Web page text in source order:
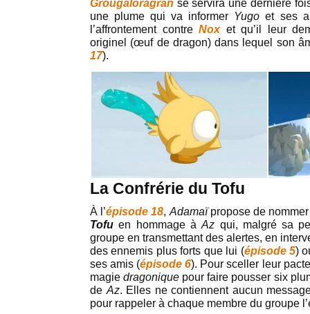
Grougaloragran se servira une dernière
une plume qui va informer Yugoet ses
l’affrontement contre Nox et qu’il leur
originel (œuf de dragon) dans lequel son
17).
La Confrérie du Tofu
À l’épisode 18, Adamaïpropose de
Tofu en hommage àAz qui, malgré sa
groupe en transmettant des alertes, en
des ennemis plus forts que lui (épisode 5)
ses amis (épisode 6). Pour sceller leur
magiedragonique pour faire pousser six
de Az. Elles ne contiennent aucun
pour rappeler à chaque membre du groupe